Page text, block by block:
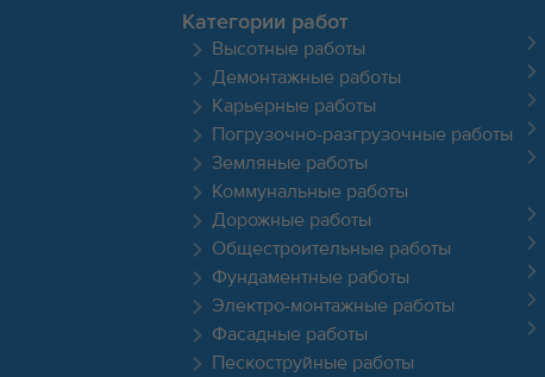
Категории работ
Высотные работы
Демонтажные работы
Карьерные работы
Погрузочно-разгрузочные работы
Земляные работы
Коммунальные работы
Дорожные работы
Общестроительные работы
Фундаментные работы
Электро-монтажные работы
Фасадные работы
Пескоструйные работы